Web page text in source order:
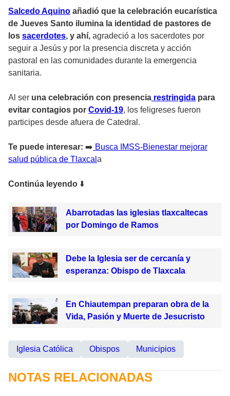
Salcedo Aquino añadió que la celebración eucarística
de Jueves Santo ilumina la identidad de pastores de
los sacerdotes, y ahí, agradeció a los sacerdotes por
seguir a Jesús y por la presencia discreta y acción
pastoral en las comunidades durante la emergencia
sanitaria.
Al ser una celebración con presencia restringida para
evitar contagios por Covid-19, los feligreses fueron
participes desde afuera de Catedral.
Te puede interesar: ➡️ Busca IMSS-Bienestar mejorar
salud pública de Tlaxcal a
Continúa leyendo ⬇️
Abarrotadas las iglesias tlaxcaltecas
por Domingo de Ramos
Debe la Iglesia ser de cercanía y
esperanza: Obispo de Tlaxcala
En Chiautempan preparan obra de la
Vida, Pasión y Muerte de Jesucristo
Iglesia Católica Obispos Municipios
NOTAS RELACIONADAS